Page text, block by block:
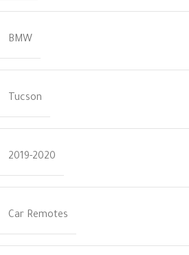
BMW
Tucson
2019-2020
Car Remotes